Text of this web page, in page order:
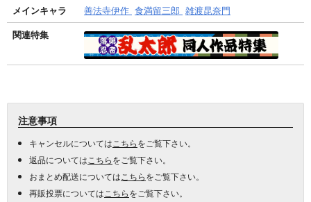
メインキャラ 善法寺伊作 食満留三郎 雑渡昆奈門
関連特集
注意事項
キャンセルについては こちらをご覧下さい。
返品については こちらをご覧下さい。
おまとめ配送については こちらをご覧下さい。
再販投票については こちらをご覧下さい。